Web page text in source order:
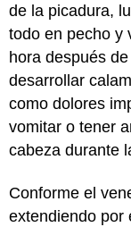
de la picadura,
todo en pecho y
hora después
desarrollar
como dolores
vomitar o tener
cabeza durante
Conforme el
extendiendo por